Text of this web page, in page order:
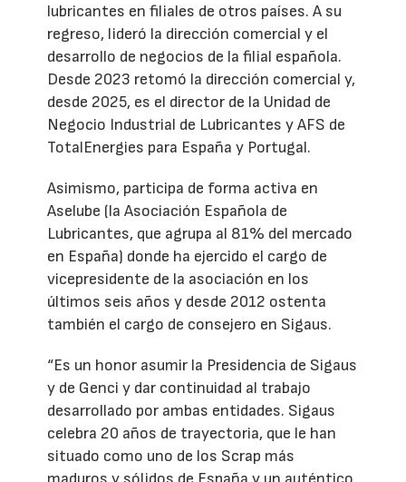
lubricantes en filiales de otros países. A su
regreso, lideró la dirección comercial y el
desarrollo de negocios de la filial española.
Desde 2023 retomó la dirección comercial y,
desde 2025, es el director de la Unidad de
Negocio Industrial de Lubricantes y AFS de
TotalEnergies para España y Portugal.
Asimismo, participa de forma activa en
Aselube (la Asociación Española de
Lubricantes, que agrupa al 81% del mercado
en España) donde ha ejercido el cargo de
vicepresidente de la asociación en los
últimos seis años y desde 2012 ostenta
también el cargo de consejero en Sigaus.
“Es un honor asumir la Presidencia de Sigaus
y de Genci y dar continuidad al trabajo
desarrollado por ambas entidades. Sigaus
celebra 20 años de trayectoria, que le han
situado como uno de los Scrap más